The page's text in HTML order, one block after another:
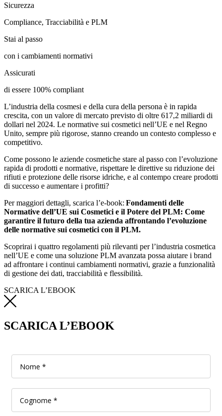
Sicurezza
Compliance, Tracciabilità e PLM
Stai al passo
con i cambiamenti normativi
Assicurati
di essere 100% compliant
L’industria della cosmesi e della cura della persona è in rapida
crescita, con un valore di mercato previsto di oltre 617,2 miliardi di
dollari nel 2024. Le normative sui cosmetici nell’UE e nel Regno
Unito, sempre più rigorose, stanno creando un contesto complesso e
competitivo.
Come possono le aziende cosmetiche stare al passo con l’evoluzione
rapida di prodotti e normative, rispettare le direttive su riduzione dei
rifiuti e protezione delle risorse idriche, e al contempo creare prodotti
di successo e aumentare i profitti?
Per maggiori dettagli, scarica l’e-book: Fondamenti delle
Normative dell’UE sui Cosmetici e il Potere del PLM: Come
garantire il futuro della tua azienda affrontando l’evoluzione
delle normative sui cosmetici con il PLM.
Scoprirai i quattro regolamenti più rilevanti per l’industria cosmetica
nell’UE e come una soluzione PLM avanzata possa aiutare i brand
ad affrontare i continui cambiamenti normativi, grazie a funzionalità
di gestione dei dati, tracciabilità e flessibilità.
SCARICA L’EBOOK
SCARICA L’EBOOK